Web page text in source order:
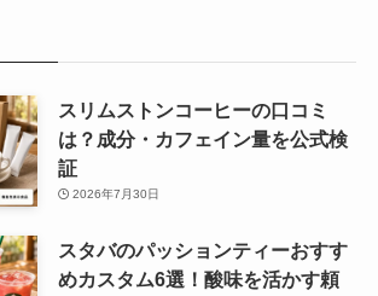
スリムストンコーヒーの口コミ
は？成分・カフェイン量を公式検
証
2026年7月30日
スタバのパッションティーおすす
めカスタム6選！酸味を活かす頼